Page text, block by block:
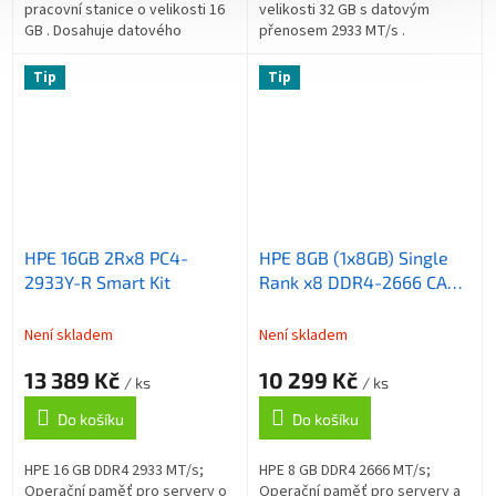
pracovní stanice o velikosti 16
GB . Dosahuje datového
SPECIFIKACE; Kapacita: 16 GB;
Set...
velikosti 32 GB s datovým
přenosem 2933 MT/s .
Kapacita: 32 GB; Set pamětí: 1x
32 GB; Typ paměti:...
Tip
HPE 16GB 2Rx8 PC4-
2933Y-R Smart Kit
Není skladem
13 389 Kč / ks
Do košíku
HPE 16 GB DDR4 2933 MT/s;
Operační paměť pro servery o
Tip
HPE 8GB (1x8GB) Single
Rank x8 DDR4-2666 CAS-
Kit ml30/dl20G10
Není skladem
10 299 Kč / ks
Do košíku
HPE 8 GB DDR4 2666 MT/s;
Operační paměť pro servery a